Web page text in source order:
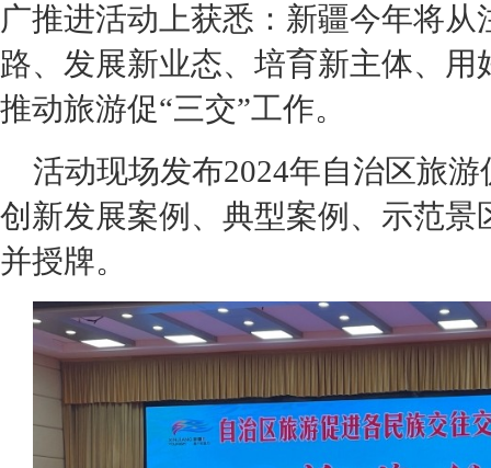
广推进活动上获悉：新疆今年将
路、发展新业态、培育新主体、
推动旅游促“三交”工作。
活动现场发布2024年自治区旅
创新发展案例、典型案例、示范
并授牌。